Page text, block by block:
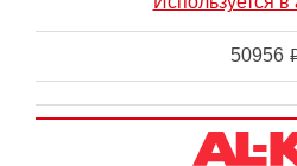
50956